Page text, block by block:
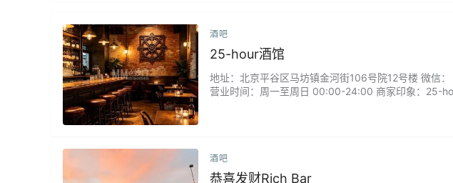
酒吧
25-hour酒馆
地址：北京平谷区马坊镇金河街106号院12号楼 微信
营业时间：周一至周日 00:00-24:00 商家印象：25-
酒吧
恭喜发财Rich Bar